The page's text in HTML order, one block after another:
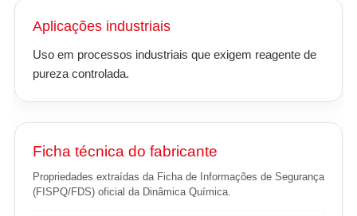
Aplicações industriais
Uso em processos industriais que exigem reagente de
pureza controlada.
Ficha técnica do fabricante
Propriedades extraídas da Ficha de Informações de Segurança
(FISPQ/FDS) oficial da Dinâmica Química.